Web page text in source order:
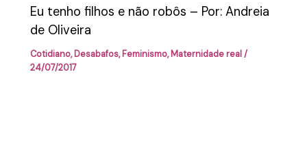
Eu tenho filhos e não robôs – Por: Andreia
de Oliveira
Cotidiano,Desabafos,Feminismo,Maternidade real/
24/07/2017